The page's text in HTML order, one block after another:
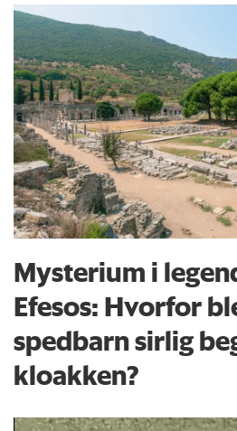
Mysterium i
Efesos: Hvorfor
spedbarn sirlig
kloakken?